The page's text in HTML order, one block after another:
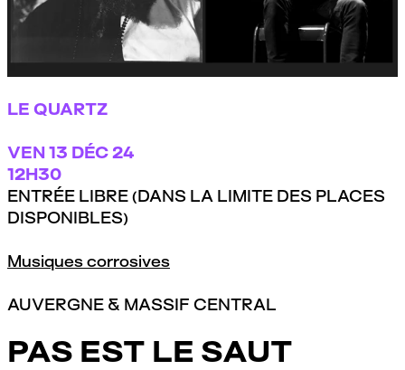
LE QUARTZ
VEN13 DÉC 24
12H30
ENTRÉE LIBRE (DANS LA LIMITE DES PLACES
DISPONIBLES)
Musiques corrosives
AUVERGNE & MASSIF CENTRAL
PAS EST LE SAUT